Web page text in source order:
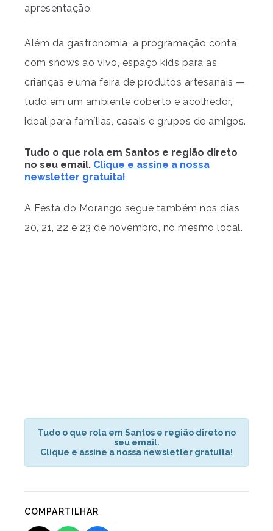
apresentação.
Além da gastronomia, a programação conta
com shows ao vivo, espaço kids para as
crianças e uma feira de produtos artesanais —
tudo em um ambiente coberto e acolhedor,
ideal para famílias, casais e grupos de amigos.
Tudo o que rola em Santos e região direto
no seu email. Clique e assine a nossa
newsletter gratuita!
A Festa do Morango segue também nos dias
20, 21, 22 e 23 de novembro, no mesmo local.
Tudo o que rola em Santos e região direto no
seu email.
Clique e assine a nossa newsletter gratuita!
COMPARTILHAR